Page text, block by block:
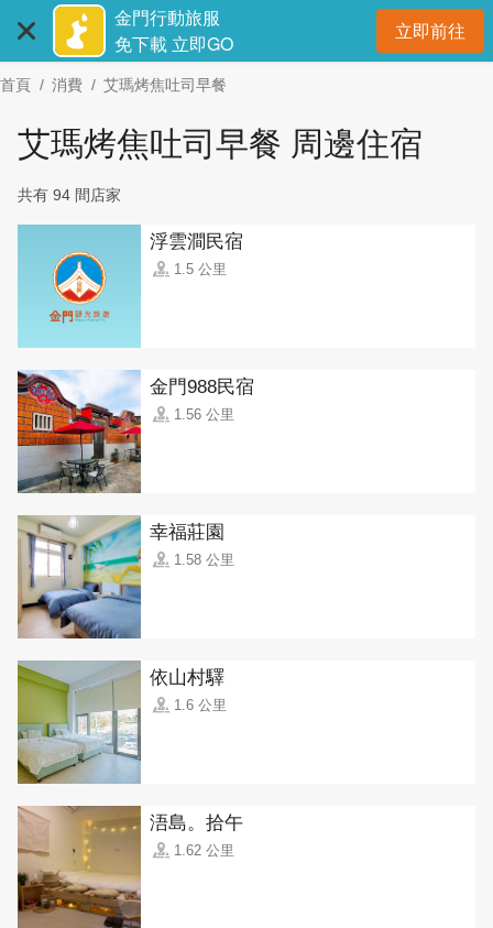
主
要
金門行動旅服
免下載 立即GO
立即前往開
首頁 消費 艾瑪烤焦吐司早餐
艾瑪烤焦吐司早餐 周邊住宿
共有 94 間店家
浮雲澗民宿
1.5 公里
金門988民宿
1.56 公里
幸福莊園
1.58 公里
依山村驛
1.6 公里
浯島。拾午
1.62 公里